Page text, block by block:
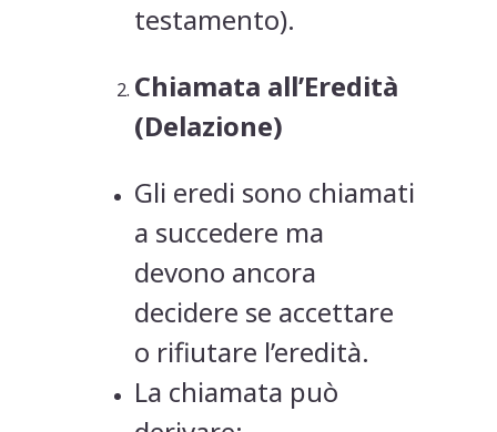
testamento).
Chiamata all’Eredità
(Delazione)
Gli eredi sono chiamati
a succedere ma
devono ancora
decidere se accettare
o rifiutare l’eredità.
La chiamata può